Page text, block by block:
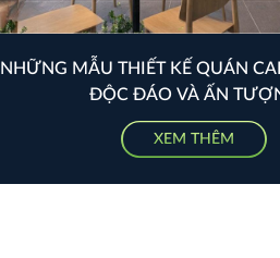
NHỮNG MẪU THIẾT KẾ QUÁN
ĐỘC ĐÁO VÀ ẤN
XEM THÊM